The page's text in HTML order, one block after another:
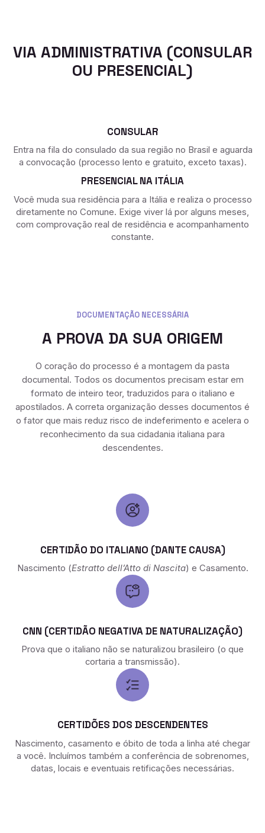
VIA ADMINISTRATIVA (CONSULAR
OU PRESENCIAL)
CONSULAR
Entra na fila do consulado da sua região no Brasil e aguarda
a convocação (processo lento e gratuito, exceto taxas).
PRESENCIAL NA ITÁLIA
Você muda sua residência para a Itália e realiza o processo
diretamente no Comune. Exige viver lá por alguns meses,
com comprovação real de residência e acompanhamento
constante.
DOCUMENTAÇÃO NECESSÁRIA
A PROVA DA SUA ORIGEM
O coração do processo é a montagem da pasta
documental. Todos os documentos precisam estar em
formato de inteiro teor, traduzidos para o italiano e
apostilados. A correta organização desses documentos é
o fator que mais reduz risco de indeferimento e acelera o
reconhecimento da sua cidadania italiana para
descendentes.
CERTIDÃO DO ITALIANO (DANTE CAUSA)
Nascimento (Estratto dell’Atto di Nascita) e Casamento.
CNN (CERTIDÃO NEGATIVA DE NATURALIZAÇÃO)
Prova que o italiano não se naturalizou brasileiro (o que
cortaria a transmissão).
CERTIDÕES DOS DESCENDENTES
Nascimento, casamento e óbito de toda a linha até chegar
a você. Incluímos também a conferência de sobrenomes,
datas, locais e eventuais retificações necessárias.